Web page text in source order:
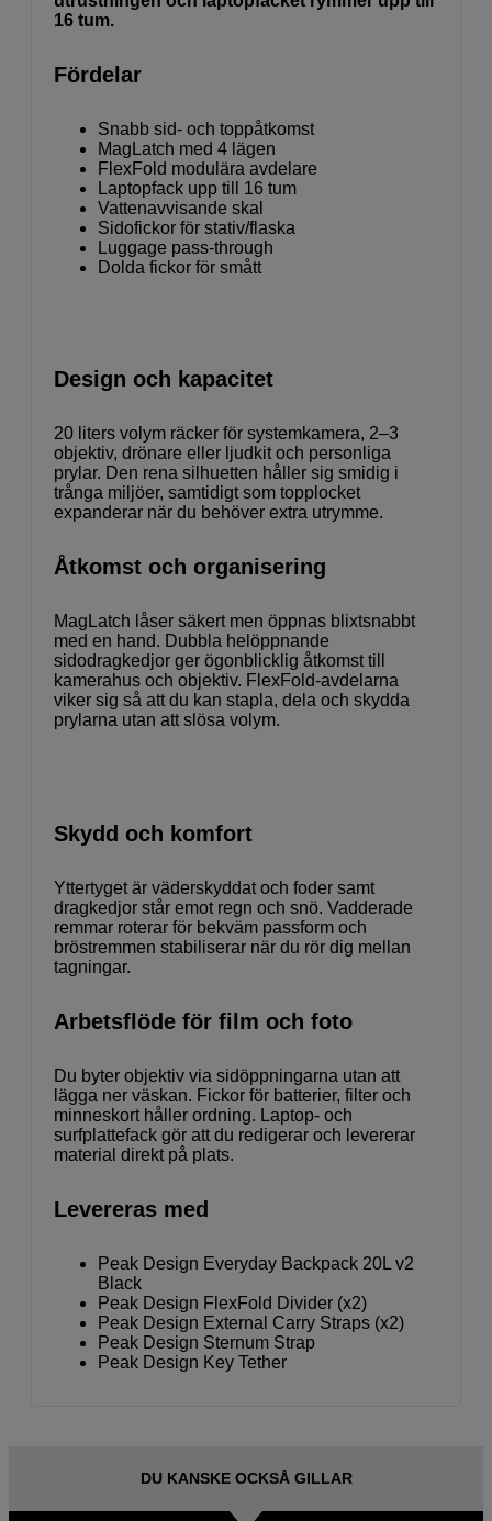
16 tum.
Fördelar
Snabb sid- och toppåtkomst
MagLatch med 4 lägen
FlexFold modulära avdelare
Laptopfack upp till 16 tum
Vattenavvisande skal
Sidofickor för stativ/flaska
Luggage pass-through
Dolda fickor för smått
Design och kapacitet
20 liters volym räcker för systemkamera, 2–3
objektiv, drönare eller ljudkit och personliga
prylar. Den rena silhuetten håller sig smidig i
trånga miljöer, samtidigt som topplocket
expanderar när du behöver extra utrymme.
Åtkomst och organisering
MagLatch låser säkert men öppnas blixtsnabbt
med en hand. Dubbla helöppnande
sidodragkedjor ger ögonblicklig åtkomst till
kamerahus och objektiv. FlexFold-avdelarna
viker sig så att du kan stapla, dela och skydda
prylarna utan att slösa volym.
Skydd och komfort
Yttertyget är väderskyddat och foder samt
dragkedjor står emot regn och snö. Vadderade
remmar roterar för bekväm passform och
bröstremmen stabiliserar när du rör dig mellan
tagningar.
Arbetsflöde för film och foto
Du byter objektiv via sidöppningarna utan att
lägga ner väskan. Fickor för batterier, filter och
minneskort håller ordning. Laptop- och
surfplattefack gör att du redigerar och levererar
material direkt på plats.
Levereras med
Peak Design Everyday Backpack 20L v2
Black
Peak Design FlexFold Divider (x2)
Peak Design External Carry Straps (x2)
Peak Design Sternum Strap
Peak Design Key Tether
DU KANSKE OCKSÅ GILLAR